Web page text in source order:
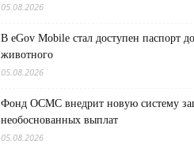
05.08.2026
В eGov Mobile стал доступен паспорт
животного
05.08.2026
Фонд ОСМС внедрит новую систему
необоснованных выплат
05.08.2026